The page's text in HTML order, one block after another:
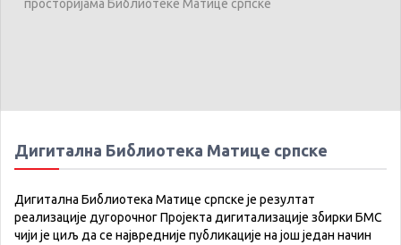
просторијама Библиотеке Матице српске
Дигитална Библиотека Матице српске
Дигитална Библиотека Матице српске је резултат
реализације дугорочног Пројекта дигитализације збирки БМС
чији је циљ да се највредније публикације на још један начин